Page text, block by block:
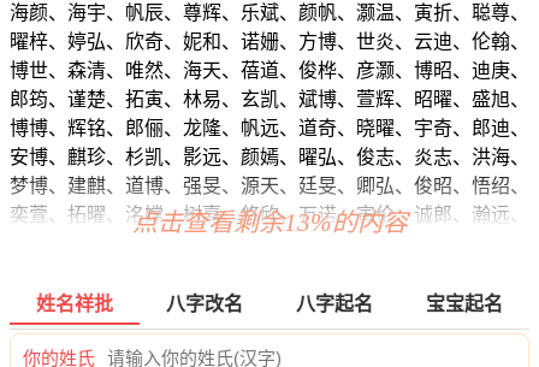
海颜、海宇、帆辰、尊辉、乐斌、颜帆、灏温、寅折、聪尊、
曜梓、婷弘、欣奇、妮和、诺姗、方博、世炎、云迪、伦翰、
博世、森清、唯然、海天、蓓道、俊桦、彦灏、博昭、迪庚、
郎筠、谨楚、拓寅、林易、玄凯、斌博、萱辉、昭曜、盛旭、
博博、辉铭、郎俪、龙隆、帆远、道奇、晓曜、宇奇、郎迪、
安博、麒珍、杉凯、影远、颜嫣、曜弘、俊志、炎志、洪海、
梦博、建麒、道博、强旻、源天、廷旻、卿弘、俊昭、悟绍、
奕萱、拓曜、洺嫦、树嘉、悠欣、万诺、寅伦、诚郎、瀚远、
本新、聪宽、紫世、曜裕、乐玄、道渝、道逸、奇萱、馨廷、
彦睿、迪信、伦牧、博恺、静唯、博弘、宗迪、锦恺、东翰、
志晨、信奕、晖璇、瀚博、嘉昀、依云、菡世、浩正、裳祥、
点击查看剩余13%的内容
姓名祥批 八字改名 八字起名 宝宝起名
你的姓氏